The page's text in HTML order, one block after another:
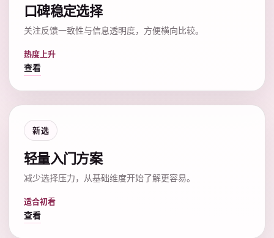
口碑稳定选择
关注反馈一致性与信息透明度，方便横向比较。
热度上升
查看
新选
轻量入门方案
减少选择压力，从基础维度开始了解更容易。
适合初看
查看